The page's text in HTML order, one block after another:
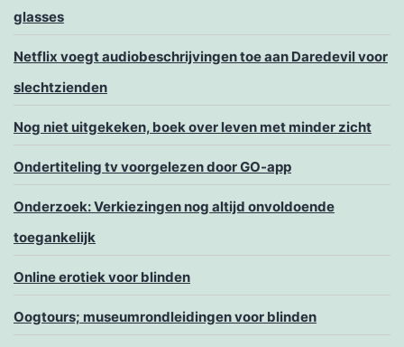
glasses
Netflix voegt audiobeschrijvingen toe aan Daredevil voor
slechtzienden
Nog niet uitgekeken, boek over leven met minder zicht
Ondertiteling tv voorgelezen door GO-app
Onderzoek: Verkiezingen nog altijd onvoldoende
toegankelijk
Online erotiek voor blinden
Oogtours; museumrondleidingen voor blinden